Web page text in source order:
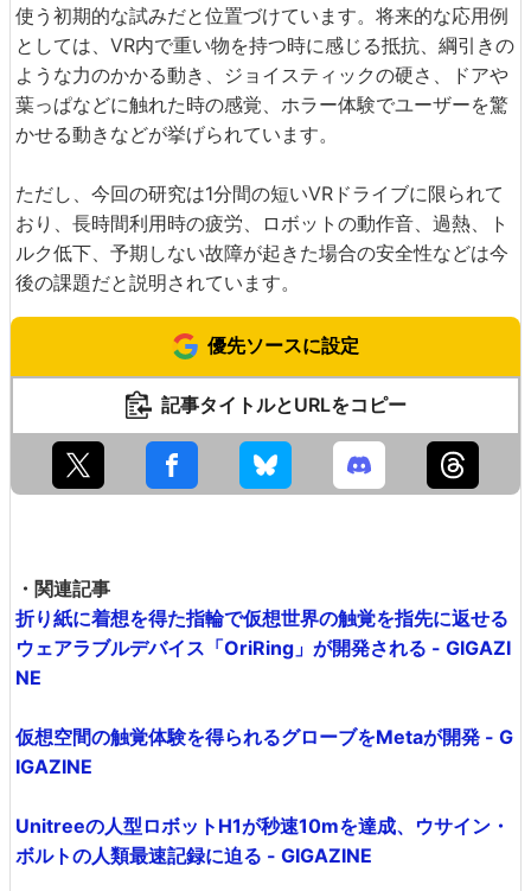
使う初期的な試みだと位置づけています。将来的な応用例
としては、VR内で重い物を持つ時に感じる抵抗、綱引きの
ような力のかかる動き、ジョイスティックの硬さ、ドアや
葉っぱなどに触れた時の感覚、ホラー体験でユーザーを驚
かせる動きなどが挙げられています。
ただし、今回の研究は1分間の短いVRドライブに限られて
おり、長時間利用時の疲労、ロボットの動作音、過熱、ト
ルク低下、予期しない故障が起きた場合の安全性などは今
後の課題だと説明されています。
優先ソースに設定
記事タイトルとURLをコピー
・関連記事
折り紙に着想を得た指輪で仮想世界の触覚を指先に返せる
ウェアラブルデバイス「OriRing」が開発される - GIGAZI
NE
仮想空間の触覚体験を得られるグローブをMetaが開発 - G
IGAZINE
Unitreeの人型ロボットH1が秒速10mを達成、ウサイン・
ボルトの人類最速記録に迫る - GIGAZINE